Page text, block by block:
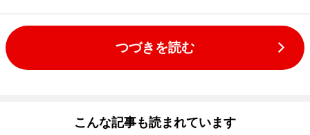
つづきを読む
こんな記事も読まれています